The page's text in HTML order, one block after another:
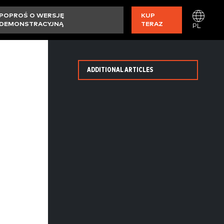
O WERSJĘ
KUP
TERAZ
PL
ADDITIONAL ARTICLES